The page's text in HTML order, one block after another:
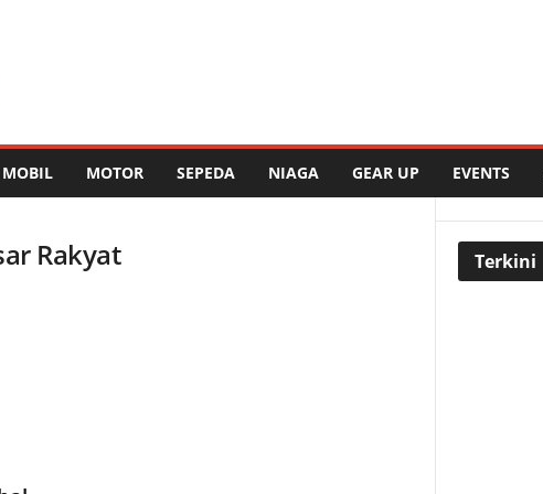
MOBIL MOTOR SEPEDA NIAGA GEAR UP EVENTS
Rakyat Terkini